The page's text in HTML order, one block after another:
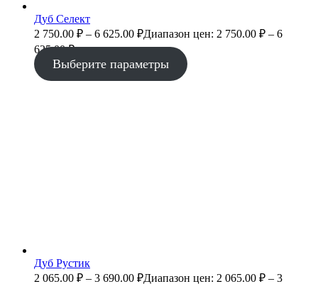
Дуб Селект
2 750.00 ₽ – 6 625.00 ₽Диапазон цен: 2 750.00 ₽ – 6
625.00 ₽
Выберите параметры
Дуб Рустик
2 065.00 ₽ – 3 690.00 ₽Диапазон цен: 2 065.00 ₽ – 3